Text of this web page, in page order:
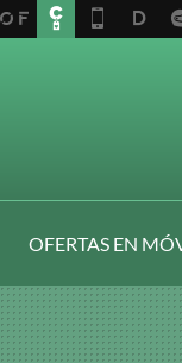
OFERTAS EN